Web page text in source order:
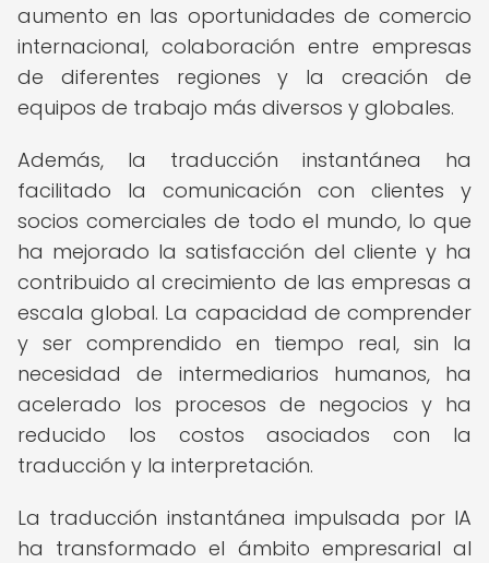
aumento en las oportunidades de comercio
internacional, colaboración entre empresas
de diferentes regiones y la creación de
equipos de trabajo más diversos y globales.
Además, la traducción instantánea ha
facilitado la comunicación con clientes y
socios comerciales de todo el mundo, lo que
ha mejorado la satisfacción del cliente y ha
contribuido al crecimiento de las empresas a
escala global. La capacidad de comprender
y ser comprendido en tiempo real, sin la
necesidad de intermediarios humanos, ha
acelerado los procesos de negocios y ha
reducido los costos asociados con la
traducción y la interpretación.
La traducción instantánea impulsada por IA
ha transformado el ámbito empresarial al